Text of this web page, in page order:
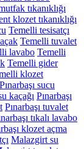
tıkanıklığı
klozet tıkanıklığı
Temelli tesisatçı
Temelli tuvalet
lavabo Temelli
Temelli gider
klozet
Pınarbaşı sucu
kaçağı Pınarbaşı
Pınarbaşı tuvalet
tıkalı lavabo
klozet açma
Malazgirt su